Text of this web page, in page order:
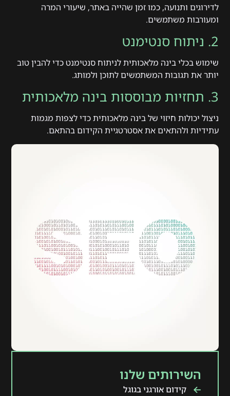
לדירוגים ותנועה, כמו זמן שהייה באתר, שיעורי המרה
ומעורבות משתמשים.
2. ניתוח סנטימנט
שימוש בכלי בינה מלאכותית לניתוח סנטימנט כדי להבין טוב
יותר את תגובות המשתמשים לתוכן ולמותג.
3. תחזיות מבוססות בינה מלאכותית
ניצול יכולות חיזוי של בינה מלאכותית כדי לצפות מגמות
עתידיות ולהתאים את אסטרטגיית הקידום בהתאם.
השירותים שלנו
קידום אורגני בגוגל